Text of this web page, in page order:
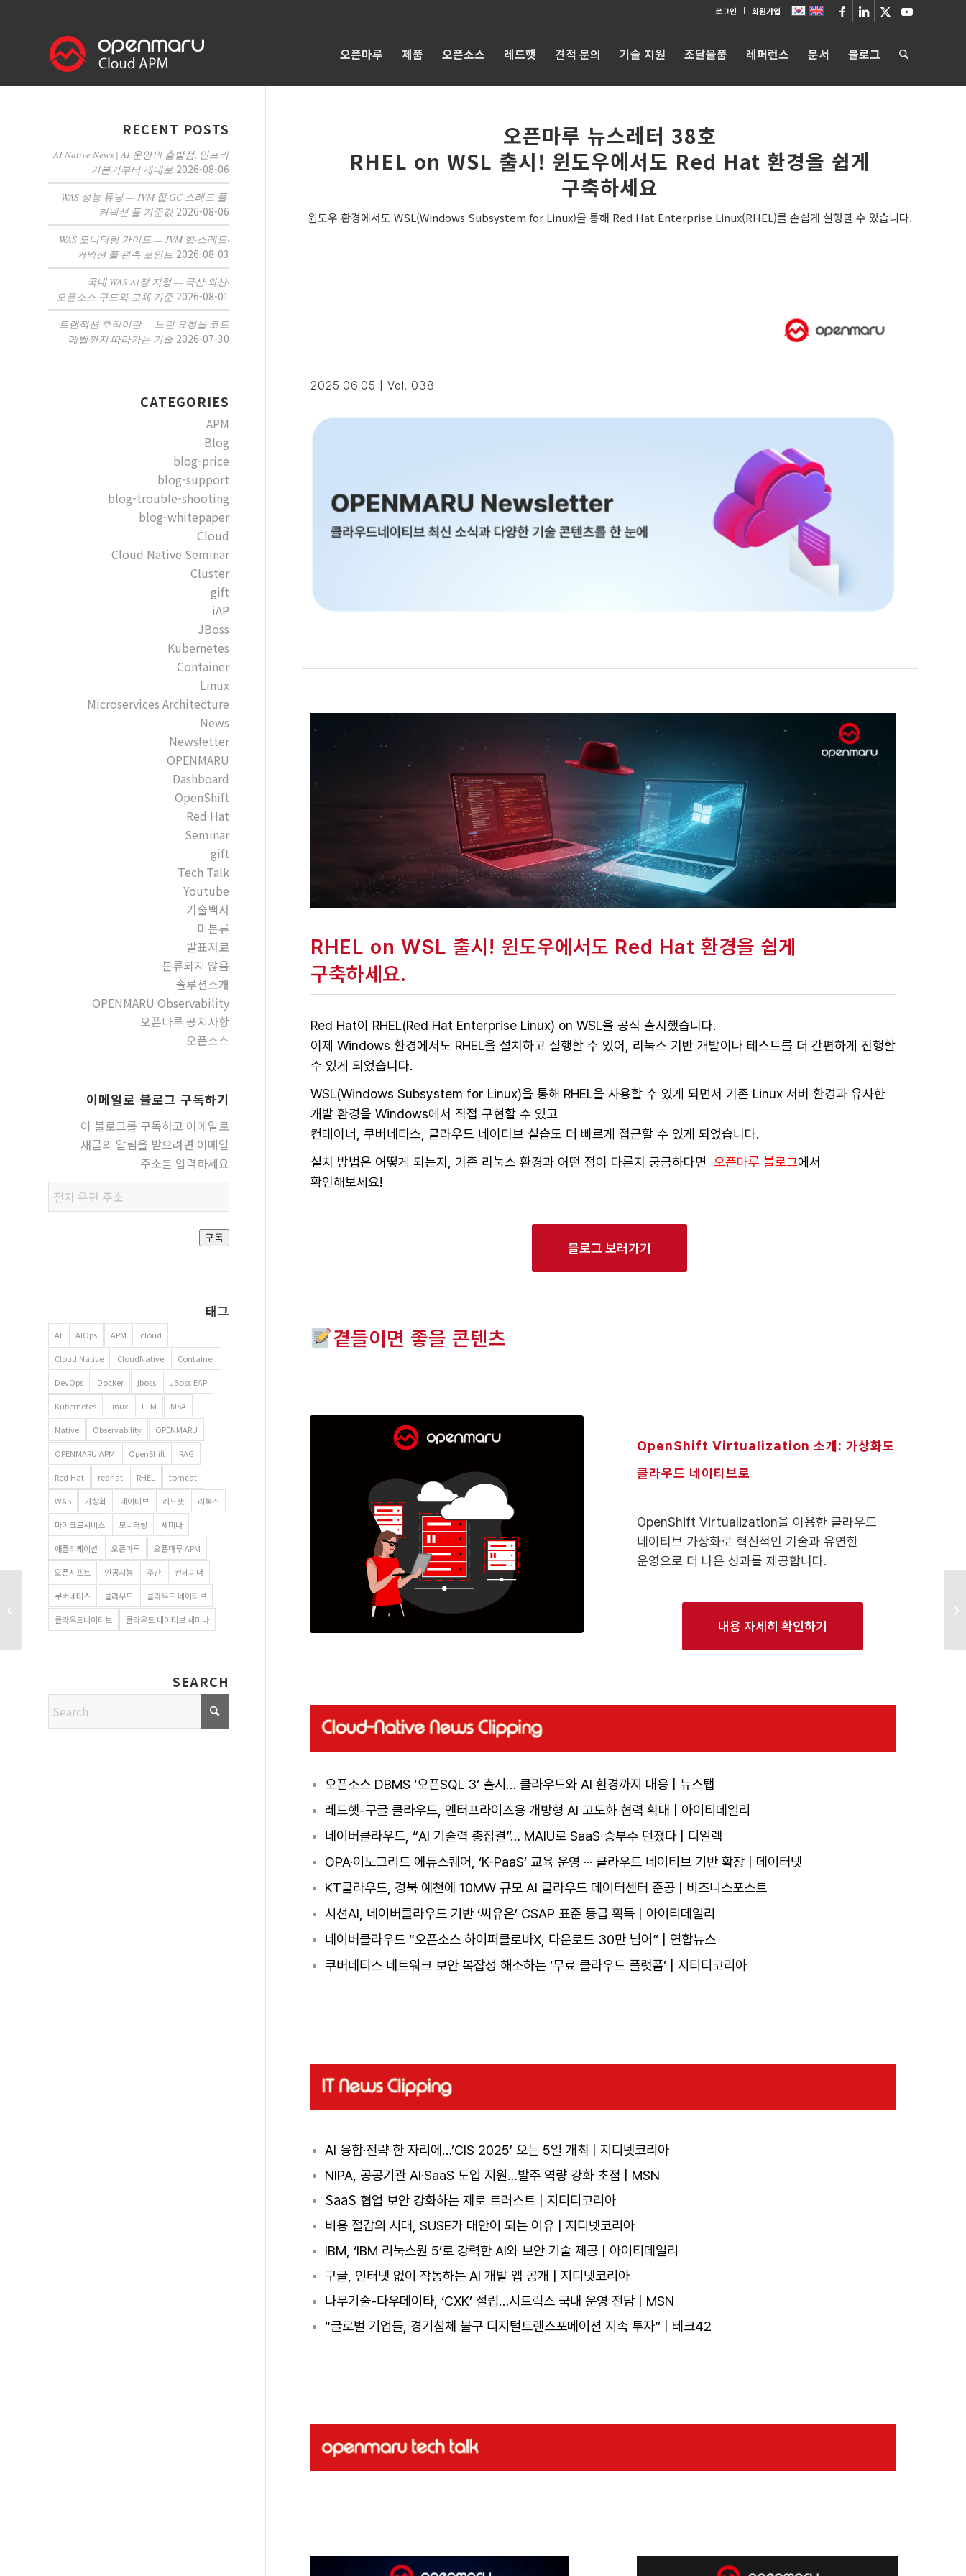
로그인 회원가입
오픈마루 제품 오픈소스 레드햇 견적 문의 기술 지원 조달물품 레퍼런스 문서 블로그
오픈마루 뉴스레터 38호
RHEL on WSL 출시! 윈도우에서도 Red Hat 환경을 쉽게
구축하세요
윈도우 환경에서도 WSL(Windows Subsystem for Linux)을 통해 Red Hat Enterprise Linux(RHEL)를 손쉽게 실행할 수 있습니다.
2025.06.05 | Vol. 038
RHEL on WSL 출시! 윈도우에서도 Red Hat 환경을 쉽게
구축하세요.
Red Hat이 RHEL(Red Hat Enterprise Linux) on WSL을 공식 출시했습니다.
이제 Windows 환경에서도 RHEL을 설치하고 실행할 수 있어, 리눅스 기반 개발이나 테스트를 더 간편하게 진행할
수 있게 되었습니다.
WSL(Windows Subsystem for Linux)을 통해 RHEL을 사용할 수 있게 되면서 기존 Linux 서버 환경과 유사한
개발 환경을 Windows에서 직접 구현할 수 있고
컨테이너, 쿠버네티스, 클라우드 네이티브 실습도 더 빠르게 접근할 수 있게 되었습니다.
설치 방법은 어떻게 되는지, 기존 리눅스 환경과 어떤 점이 다른지 궁금하다면 오픈마루 블로그에서
확인해보세요!
블로그 보러가기
곁들이면 좋을 콘텐츠
OpenShift Virtualization 소개: 가상화도
클라우드 네이티브로
OpenShift Virtualization을 이용한 클라우드
네이티브 가상화로 혁신적인 기술과 유연한
운영으로 더 나은 성과를 제공합니다.
내용 자세히 확인하기
오픈소스 DBMS ‘오픈SQL 3’ 출시… 클라우드와 AI 환경까지 대응 | 뉴스탭
레드햇-구글 클라우드, 엔터프라이즈용 개방형 AI 고도화 협력 확대 | 아이티데일리
네이버클라우드, “AI 기술력 총집결”… MAIU로 SaaS 승부수 던졌다 | 디일렉
OPA·이노그리드 에듀스퀘어, ‘K-PaaS’ 교육 운영 ··· 클라우드 네이티브 기반 확장 | 데이터넷
KT클라우드, 경북 예천에 10MW 규모 AI 클라우드 데이터센터 준공 | 비즈니스포스트
시선AI, 네이버클라우드 기반 ‘씨유온’ CSAP 표준 등급 획득 | 아이티데일리
네이버클라우드 “오픈소스 하이퍼클로바X, 다운로드 30만 넘어” | 연합뉴스
쿠버네티스 네트워크 보안 복잡성 해소하는 ‘무료 클라우드 플랫폼’ | 지티티코리아
AI 융합·전략 한 자리에…’CIS 2025′ 오는 5일 개최 | 지디넷코리아
NIPA, 공공기관 AI·SaaS 도입 지원…발주 역량 강화 초점 | MSN
SaaS 협업 보안 강화하는 제로 트러스트 | 지티티코리아
비용 절감의 시대, SUSE가 대안이 되는 이유 | 지디넷코리아
IBM, ‘IBM 리눅스원 5’로 강력한 AI와 보안 기술 제공 | 아이티데일리
구글, 인터넷 없이 작동하는 AI 개발 앱 공개 | 지디넷코리아
나무기술-다우데이타, ‘CXK’ 설립…시트릭스 국내 운영 전담 | MSN
“글로벌 기업들, 경기침체 불구 디지털트랜스포메이션 지속 투자” | 테크42
RECENT POSTS
AI Native News | AI 운영의 출발점, 인프라
기본기부터 제대로 2026-08-06
WAS 성능 튜닝 — JVM 힙·GC·스레드 풀·
커넥션 풀 기준값 2026-08-06
WAS 모니터링 가이드 — JVM 힙·스레드·
커넥션 풀 관측 포인트 2026-08-03
국내 WAS 시장 지형 — 국산·외산·
오픈소스 구도와 교체 기준 2026-08-01
트랜잭션 추적이란 — 느린 요청을 코드
레벨까지 따라가는 기술 2026-07-30
CATEGORIES
APM
Blog
blog-price
blog-support
blog-trouble-shooting
blog-whitepaper
Cloud
Cloud Native Seminar
Cluster
gift
iAP
JBoss
Kubernetes
Container
Linux
Microservices Architecture
News
Newsletter
OPENMARU
Dashboard
OpenShift
Red Hat
Seminar
gift
Tech Talk
Youtube
기술백서
미분류
발표자료
분류되지 않음
솔루션소개
OPENMARU Observability
오픈나루 공지사항
오픈소스
이메일로 블로그 구독하기
이 블로그를 구독하고 이메일로
새글의 알림을 받으려면 이메일
주소를 입력하세요
우편
주소
구독
태그
AI AIOps APM cloud
Cloud Native CloudNative Container
DevOps Docker jboss JBoss EAP
Kubernetes linux LLM MSA
Native Observability OPENMARU
OPENMARU APM OpenShift RAG
Red Hat redhat RHEL tomcat
WAS 가상화 네이티브 레드햇 리눅스
마이크로서비스 모니터링 세미나
애플리케이션 오픈마루 오픈마루 APM
오픈시프트 인공지능 주간 컨테이너
쿠버네티스 클라우드 클라우드 네이티브
클라우드네이티브 클라우드 네이티브 세미나
SEARCH
[세미나] 복잡한 MSA,
AI로 쉽게 해결할 수 있는
방법 공개!